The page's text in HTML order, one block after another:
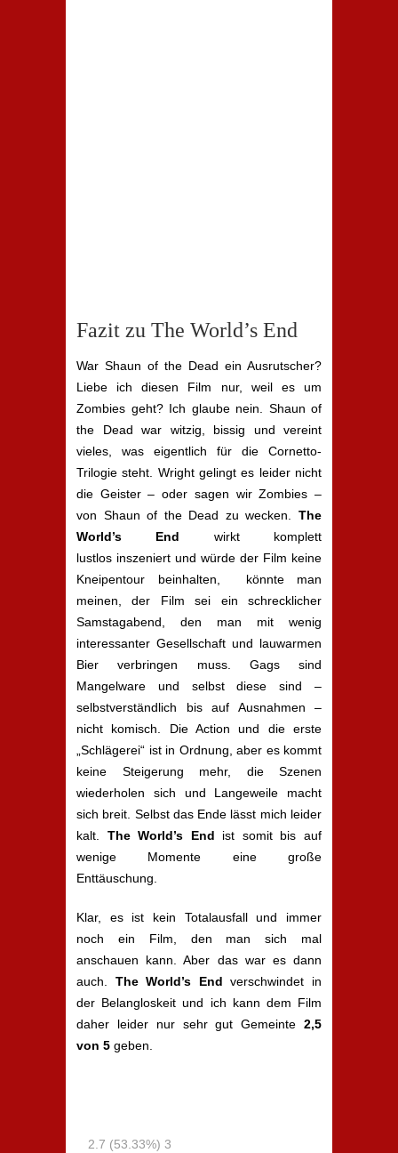
Fazit zu The World’s End
War Shaun of the Dead ein Ausrutscher?
Liebe ich diesen Film nur, weil es um
Zombies geht? Ich glaube nein. Shaun of
the Dead war witzig, bissig und vereint
vieles, was eigentlich für die Cornetto-
Trilogie steht. Wright gelingt es leider nicht
die Geister – oder sagen wir Zombies –
von Shaun of the Dead zu wecken. The
World’s End wirkt komplett
lustlos inszeniert und würde der Film keine
Kneipentour beinhalten, könnte man
meinen, der Film sei ein schrecklicher
Samstagabend, den man mit wenig
interessanter Gesellschaft und lauwarmen
Bier verbringen muss. Gags sind
Mangelware und selbst diese sind –
selbstverständlich bis auf Ausnahmen –
nicht komisch. Die Action und die erste
„Schlägerei“ ist in Ordnung, aber es kommt
keine Steigerung mehr, die Szenen
wiederholen sich und Langeweile macht
sich breit. Selbst das Ende lässt mich leider
kalt. The World’s End ist somit bis auf
wenige Momente eine große
Enttäuschung.
Klar, es ist kein Totalausfall und immer
noch ein Film, den man sich mal
anschauen kann. Aber das war es dann
auch. The World’s End verschwindet in
der Belangloskeit und ich kann dem Film
daher leider nur sehr gut Gemeinte 2,5
von 5 geben.
2.7 (53.33%) 3